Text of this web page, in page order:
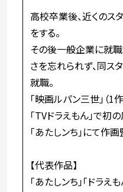
高校卒業後、近くのス
をする。
その後一般企業に就
さを忘れられず、同ス
就職。
「映画ルパン三世」（1
「TVドラえもん」で初
「あたしンち」にて作
【代表作品】
「あたしンち」「ドラえ